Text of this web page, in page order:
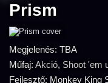
Prism
Megjelenés: TBA
Műfaj: Akció, Shoot 'em
Fejlesztő: Monkey King